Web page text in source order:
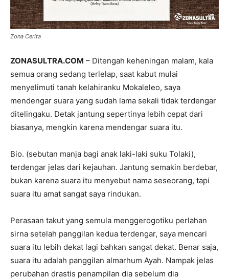
Zona Cerita
ZONASULTRA.COM – Ditengah keheningan malam, kala
semua orang sedang terlelap, saat kabut mulai
menyelimuti tanah kelahiranku Mokaleleo, saya
mendengar suara yang sudah lama sekali tidak terdengar
ditelingaku. Detak jantung sepertinya lebih cepat dari
biasanya, mengkin karena mendengar suara itu.
Bio. (sebutan manja bagi anak laki-laki suku Tolaki),
terdengar jelas dari kejauhan. Jantung semakin berdebar,
bukan karena suara itu menyebut nama seseorang, tapi
suara itu amat sangat saya rindukan.
Perasaan takut yang semula menggerogotiku perlahan
sirna setelah panggilan kedua terdengar, saya mencari
suara itu lebih dekat lagi bahkan sangat dekat. Benar saja,
suara itu adalah panggilan almarhum Ayah. Nampak jelas
perubahan drastis penampilan dia sebelum dia